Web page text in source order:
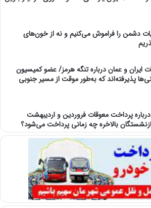
دشمن را فراموش می‌کنیم و نه از خون‌های
ایران و عمان درباره تنگه هرمز/ عضو کمیسیون
پذیرفته‌اند که به‌طور موقت از مسیر جنوبی
پرداخت معوقات فروردین و اردیبهشت
بالاخره چه زمانی پرداخت می‌شود؟